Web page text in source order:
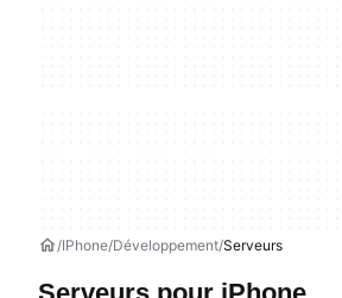
IPhone Développement Serveurs